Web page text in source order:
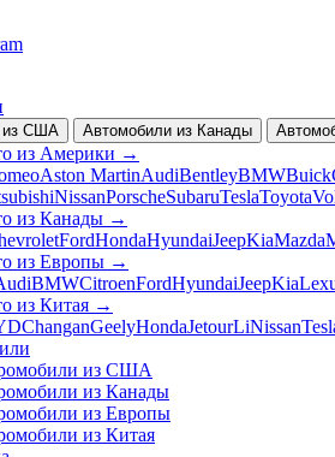
из США Автомобили из Канады
из Америки →
Aston MartinAudiBentleyBMWBuick
NissanPorscheSubaruTeslaToyota
из Канады →
FordHondaHyundaiJeepKiaMazda
из Европы →
BMWCitroenFordHyundaiJeepKia
из Китая →
ChanganGeelyHondaJetourLiNissan
из США
из Канады
из Европы
из Китая